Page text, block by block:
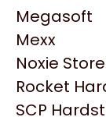
NZXT
PNY
Palit
Philips
Megasoft
Mexx
Noxie Store
Rocket
SCP